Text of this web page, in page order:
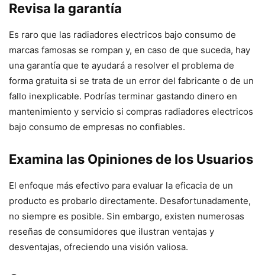
Revisa la garantía
Es raro que las radiadores electricos bajo consumo de
marcas famosas se rompan y, en caso de que suceda, hay
una garantía que te ayudará a resolver el problema de
forma gratuita si se trata de un error del fabricante o de un
fallo inexplicable. Podrías terminar gastando dinero en
mantenimiento y servicio si compras radiadores electricos
bajo consumo de empresas no confiables.
Examina las Opiniones de los Usuarios
El enfoque más efectivo para evaluar la eficacia de un
producto es probarlo directamente. Desafortunadamente,
no siempre es posible. Sin embargo, existen numerosas
reseñas de consumidores que ilustran ventajas y
desventajas, ofreciendo una visión valiosa.